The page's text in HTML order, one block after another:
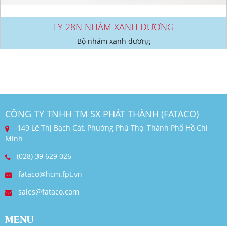
LY 28N NHÁM XANH DƯƠNG
Bộ nhám xanh dương
CÔNG TY TNHH TM SX PHÁT THÀNH (FATACO)
149 Lê Thị Bạch Cát, Phường Phú Thọ, Thành Phố Hồ Chí
Minh
(028) 39 629 026
fataco@hcm.fpt.vn
sales@fataco.com
MENU